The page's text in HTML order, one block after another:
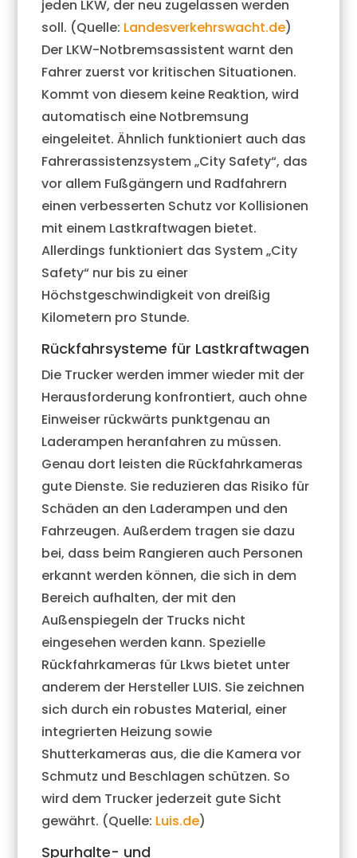
jeden LKW, der neu zugelassen werden
soll. (Quelle: Landesverkehrswacht.de)
Der LKW-Notbremsassistent warnt den
Fahrer zuerst vor kritischen Situationen.
Kommt von diesem keine Reaktion, wird
automatisch eine Notbremsung
eingeleitet. Ähnlich funktioniert auch das
Fahrerassistenzsystem „City Safety“, das
vor allem Fußgängern und Radfahrern
einen verbesserten Schutz vor Kollisionen
mit einem Lastkraftwagen bietet.
Allerdings funktioniert das System „City
Safety“ nur bis zu einer
Höchstgeschwindigkeit von dreißig
Kilometern pro Stunde.
Rückfahrsysteme für Lastkraftwagen
Die Trucker werden immer wieder mit der
Herausforderung konfrontiert, auch ohne
Einweiser rückwärts punktgenau an
Laderampen heranfahren zu müssen.
Genau dort leisten die Rückfahrkameras
gute Dienste. Sie reduzieren das Risiko für
Schäden an den Laderampen und den
Fahrzeugen. Außerdem tragen sie dazu
bei, dass beim Rangieren auch Personen
erkannt werden können, die sich in dem
Bereich aufhalten, der mit den
Außenspiegeln der Trucks nicht
eingesehen werden kann. Spezielle
Rückfahrkameras für Lkws bietet unter
anderem der Hersteller LUIS. Sie zeichnen
sich durch ein robustes Material, einer
integrierten Heizung sowie
Shutterkameras aus, die die Kamera vor
Schmutz und Beschlagen schützen. So
wird dem Trucker jederzeit gute Sicht
gewährt. (Quelle: Luis.de)
Spurhalte- und